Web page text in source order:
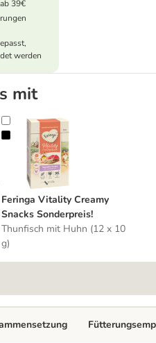
39€
werden
mit
Feringa Vitality Creamy Snacks
Feringa Vitality Creamy
Snacks Sonderpreis!
Thunfisch mit Huhn (12 x 10
g)